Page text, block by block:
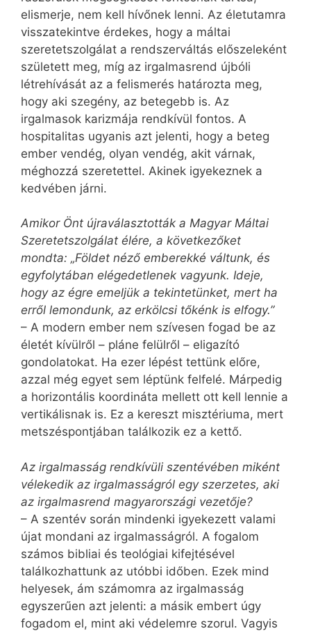
elismerje, nem kell hívőnek lenni. Az életutamra
visszatekintve érdekes, hogy a máltai
szeretetszolgálat a rendszerváltás előszeleként
született meg, míg az irgalmasrend újbóli
létrehívását az a felismerés határozta meg,
hogy aki szegény, az betegebb is. Az
irgalmasok karizmája rendkívül fontos. A
hospitalitas ugyanis azt jelenti, hogy a beteg
ember vendég, olyan vendég, akit várnak,
méghozzá szeretettel. Akinek igyekeznek a
kedvében járni.
Amikor Önt újraválasztották a Magyar Máltai
Szeretetszolgálat élére, a következőket
mondta: „Földet néző emberekké váltunk, és
egyfolytában elégedetlenek vagyunk. Ideje,
hogy az égre emeljük a tekintetünket, mert ha
erről lemondunk, az erkölcsi tőkénk is elfogy.”
– A modern ember nem szívesen fogad be az
életét kívülről – pláne felülről – eligazító
gondolatokat. Ha ezer lépést tettünk előre,
azzal még egyet sem léptünk felfelé. Márpedig
a horizontális koordináta mellett ott kell lennie a
vertikálisnak is. Ez a kereszt misztériuma, mert
metszéspontjában találkozik ez a kettő.
Az irgalmasság rendkívüli szentévében miként
vélekedik az irgalmasságról egy szerzetes, aki
az irgalmasrend magyarországi vezetője?
– A szentév során mindenki igyekezett valami
újat mondani az irgalmasságról. A fogalom
számos bibliai és teológiai kifejtésével
találkozhattunk az utóbbi időben. Ezek mind
helyesek, ám számomra az irgalmasság
egyszerűen azt jelenti: a másik embert úgy
fogadom el, mint aki védelemre szorul. Vagyis